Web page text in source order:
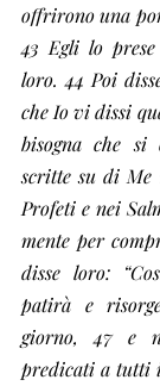
offrirono una
43 Egli lo
loro. 44 Poi
che Io vi dissi
bisogna che si
scritte su di Me
Profeti e nei
mente per
disse loro:
patirà e
giorno, 47 e
predicati a tutti